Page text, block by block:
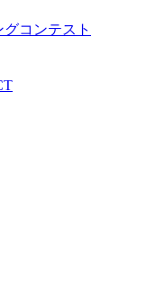
コンテスト